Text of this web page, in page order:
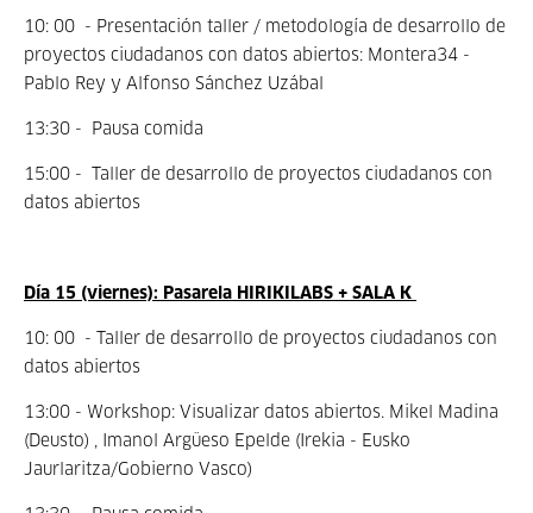
10: 00 - Presentación taller / metodología de desarrollo de
proyectos ciudadanos con datos abiertos: Montera34 -
Pablo Rey y Alfonso Sánchez Uzábal
13:30 - Pausa comida
15:00 - Taller de desarrollo de proyectos ciudadanos con
datos abiertos
Día 15 (viernes): Pasarela HIRIKILABS + SALA K
10: 00 - Taller de desarrollo de proyectos ciudadanos con
datos abiertos
13:00 - Workshop: Visualizar datos abiertos. Mikel Madina
(Deusto) , Imanol Argüeso Epelde (Irekia - Eusko
Jaurlaritza/Gobierno Vasco)